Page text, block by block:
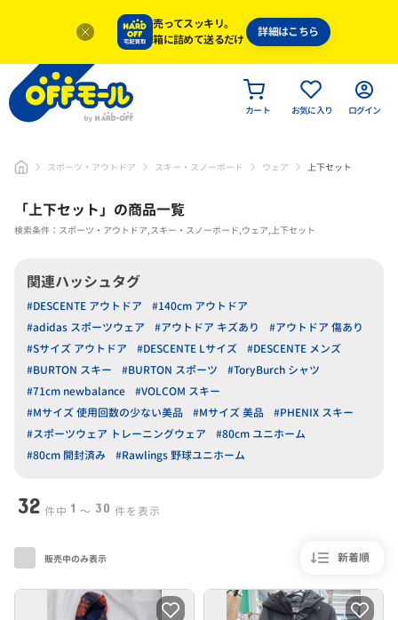
売ってスッキリ。
箱に詰めて送るだけ
詳細はこちら
カート お気に入り ログイン
スポーツ・アウトドア スキー・スノーボード ウェア 上下セット
「上下セット」 の商品一覧
検索条件：スポーツ・アウトドア,スキー・スノーボード,ウェア,上下セット
関連ハッシュタグ
#DESCENTE アウトドア
#140cm アウトドア
#adidas スポーツウェア
#アウトドア キズあり
#アウトドア 傷あり
#Sサイズ アウトドア
#DESCENTE Lサイズ
#DESCENTE メンズ
#BURTON スキー
#BURTON スポーツ
#ToryBurch シャツ
#71cm newbalance
#VOLCOM スキー
#Mサイズ 使用回数の少ない美品
#Mサイズ 美品
#PHENIX スキー
#スポーツウェア トレーニングウェア
#80cm ユニホーム
#80cm 開封済み
#Rawlings 野球ユニホーム
32 件中 1 〜 30 件を表示
新着順
販売中のみ表示